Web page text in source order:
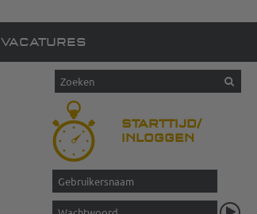
VACATURES
STARTTIJD/
INLOGGEN